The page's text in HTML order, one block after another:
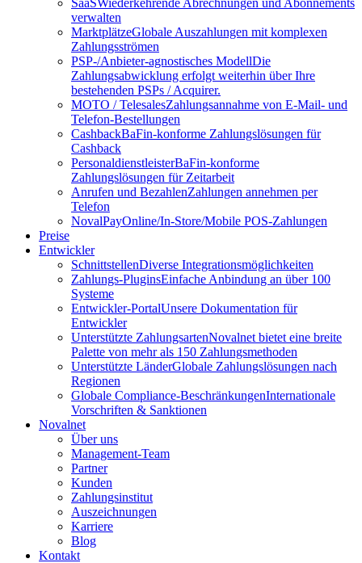
SaaSWiederkehrende Abrechnungen und Abonnements
verwalten
MarktplätzeGlobale Auszahlungen mit komplexen
Zahlungsströmen
PSP-/Anbieter‑agnostisches ModellDie
Zahlungsabwicklung erfolgt weiterhin über Ihre
bestehenden PSPs / Acquirer.
MOTO / TelesalesZahlungsannahme von E-Mail- und
Telefon-Bestellungen
CashbackBaFin-konforme Zahlungslösungen für
Cashback
PersonaldienstleisterBaFin-konforme
Zahlungslösungen für Zeitarbeit
Anrufen und BezahlenZahlungen annehmen per
Telefon
NovalPayOnline/In-Store/Mobile POS-Zahlungen
Preise
Entwickler
SchnittstellenDiverse Integrationsmöglichkeiten
Zahlungs-PluginsEinfache Anbindung an über 100
Systeme
Entwickler-PortalUnsere Dokumentation für
Entwickler
Unterstützte ZahlungsartenNovalnet bietet eine breite
Palette von mehr als 150 Zahlungsmethoden
Unterstützte LänderGlobale Zahlungslösungen nach
Regionen
Globale Compliance-BeschränkungenInternationale
Vorschriften & Sanktionen
Novalnet
Über uns
Management-Team
Partner
Kunden
Zahlungsinstitut
Auszeichnungen
Karriere
Blog
Kontakt